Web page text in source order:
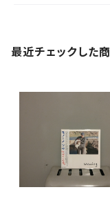
最近チェックした